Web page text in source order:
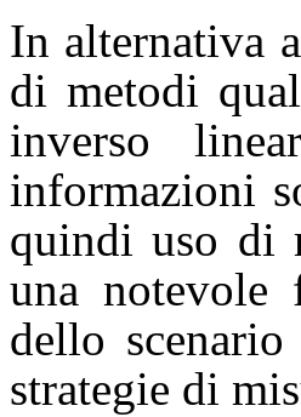
In alternativa
di metodi
inverso
informazioni
quindi uso di
una notevole
dello
strategie di